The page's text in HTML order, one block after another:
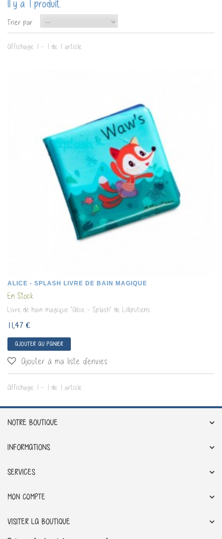
Il y a 1 produit.
Trier par
Affichage 1 - 1 de 1 article
ALICE - SPLASH LIVRE DE BAIN MAGIQUE
En Stock
Livre de bain magique "Alice - Splash" de Lilliputiens
11,47 €
AJOUTER AU PANIER
Ajouter à ma liste d'envies
Affichage 1 - 1 de 1 article
NOTRE BOUTIQUE
INFORMATIONS
SERVICES
MON COMPTE
VISITER LA BOUTIQUE